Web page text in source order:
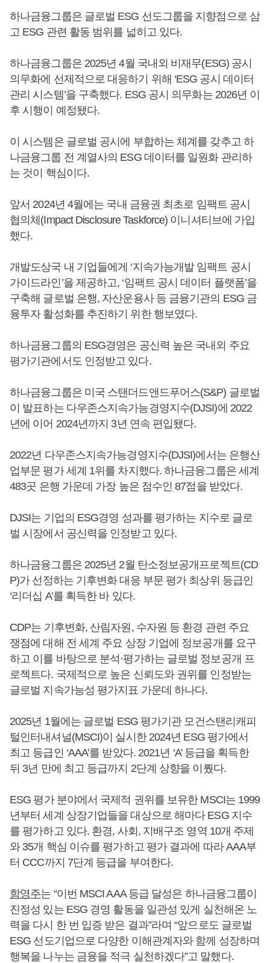
하나금융그룹은 글로벌 ESG 선도그룹을 지향점으로 삼
고 ESG 관련 활동 범위를 넓히고 있다.
하나금융그룹은 2025년 4월 국내외 비재무(ESG) 공시
의무화에 선제적으로 대응하기 위해 ‘ESG 공시 데이터
관리 시스템’을 구축했다. ESG 공시 의무화는 2026년 이
후 시행이 예정됐다.
이 시스템은 글로벌 공시에 부합하는 체계를 갖추고 하
나금융그룹 전 계열사의 ESG 데이터를 일원화 관리하
는 것이 핵심이다.
앞서 2024년 4월에는 국내 금융권 최초로 임팩트 공시
협의체(Impact Disclosure Taskforce) 이니셔티브에 가입
했다.
개발도상국 내 기업들에게 ‘지속가능개발 임팩트 공시
가이드라인’을 제공하고, ‘임팩트 공시 데이터 플랫폼’을
구축해 글로벌 은행, 자산운용사 등 금융기관의 ESG 금
융투자 활성화를 추진하기 위한 행보였다.
하나금융그룹의 ESG경영은 공신력 높은 국내외 주요
평가기관에서도 인정받고 있다.
하나금융그룹은 미국 스탠더드앤드푸어스(S&P) 글로벌
이 발표하는 다우존스지속가능경영지수(DJSI)에 2022
년에 이어 2024년까지 3년 연속 편입됐다.
2022년 다우존스지속가능경영지수(DJSI)에서는 은행산
업부문 평가 세계 1위를 차지했다. 하나금융그룹은 세계
483곳 은행 가운데 가장 높은 점수인 87점을 받았다.
DJSI는 기업의 ESG경영 성과를 평가하는 지수로 글로
벌 시장에서 공신력을 인정받고 있다.
하나금융그룹은 2025년 2월 탄소정보공개프로젝트(CD
P)가 선정하는 기후변화 대응 부문 평가 최상위 등급인
‘리더십 A’를 획득한 바 있다.
CDP는 기후변화, 산림자원, 수자원 등 환경 관련 주요
쟁점에 대해 전 세계 주요 상장 기업에 정보공개를 요구
하고 이를 바탕으로 분석·평가하는 글로벌 정보공개 프
로젝트다. 국제적으로 높은 신뢰도와 권위를 인정받는
글로벌 지속가능성 평가지표 가운데 하나다.
2025년 1월에는 글로벌 ESG 평가기관 모건스탠리캐피
털인터내셔널(MSCI)이 실시한 2024년 ESG 평가에서
최고 등급인 ‘AAA’를 받았다. 2021년 ‘A’ 등급을 획득한
뒤 3년 만에 최고 등급까지 2단계 상향을 이뤘다.
ESG 평가 분야에서 국제적 권위를 보유한 MSCI는 1999
년부터 세계 상장기업들을 대상으로 해마다 ESG 지수
를 평가하고 있다. 환경, 사회, 지배구조 영역 10개 주제
와 35개 핵심 이슈를 평가하고 평가 결과에 따라 AAA부
터 CCC까지 7단계 등급을 부여한다.
함영주는 “이번 MSCI AAA 등급 달성은 하나금융그룹이
진정성 있는 ESG 경영 활동을 일관성 있게 실천해온 노
력을 다시 한 번 입증 받은 결과”라며 “앞으로도 글로벌
ESG 선도기업으로 다양한 이해관계자와 함께 성장하며
행복을 나누는 금융을 적극 실천하겠다”고 말했다.